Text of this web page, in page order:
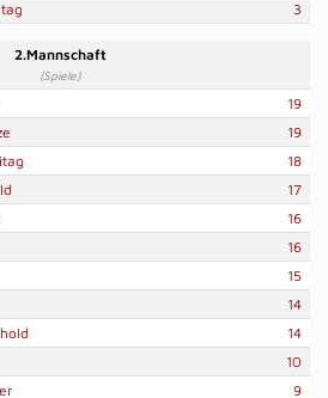
3
2.Mannschaft
(Spiele)
19
19
18
17
16
16
15
14
14
10
9